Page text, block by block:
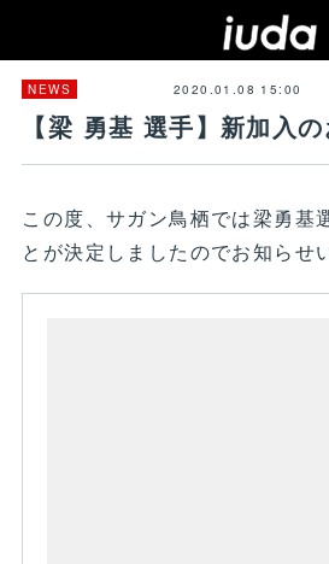
NEWS 2020.01.08 15:00
【梁 勇基 選手】新加入
この度、サガン鳥栖では梁勇基
とが決定しましたのでお知らせ